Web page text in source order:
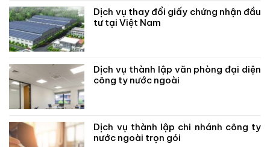
Dịch vụ thay đổi giấy chứng nhận đầu
tư tại Việt Nam
Dịch vụ thành lập văn phòng đại diện
công ty nước ngoài
Dịch vụ thành lập chi nhánh công ty
nước ngoài trọn gói